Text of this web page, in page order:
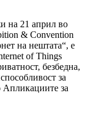
на 21 април во
& Convention
на нештата“, е
of Things
безбедна,
за
Апликациите за